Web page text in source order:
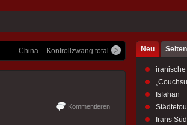
China – Kontrollzwang total
Kommentieren
Neu Seiten
iranische
Isfahan
Irans